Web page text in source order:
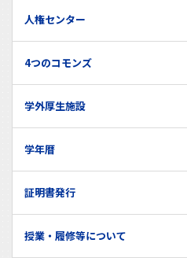
人権センター
4つのコモンズ
学外厚生施設
学年暦
証明書発行
授業・履修等について